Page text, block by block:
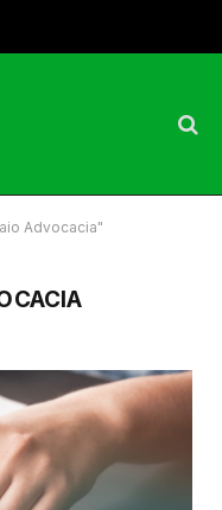
Advocacia"